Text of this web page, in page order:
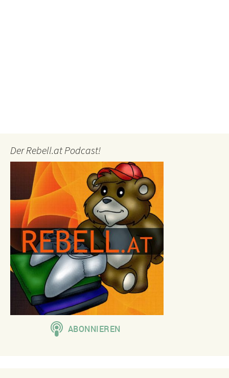
Der Rebell.at Podcast!